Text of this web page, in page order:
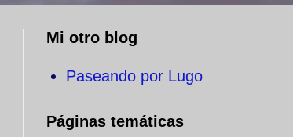
Mi otro blog
Paseando por Lugo
Páginas temáticas